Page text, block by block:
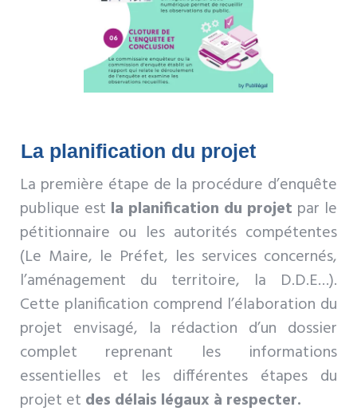
La planification du projet
La première étape de la procédure d’enquête
publique est la planification du projet par le
pétitionnaire ou les autorités compétentes
(Le Maire, le Préfet, les services concernés,
l’aménagement du territoire, la D.D.E…).
Cette planification comprend l’élaboration du
projet envisagé, la rédaction d’un dossier
complet reprenant les informations
essentielles et les différentes étapes du
projet et des délais légaux à respecter.